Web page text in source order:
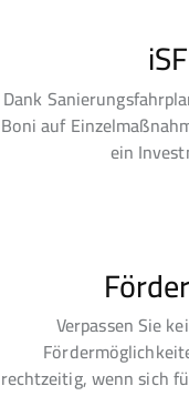
Dank
Boni auf
ein
Verpassen Sie
rechtzeitig, wenn sich